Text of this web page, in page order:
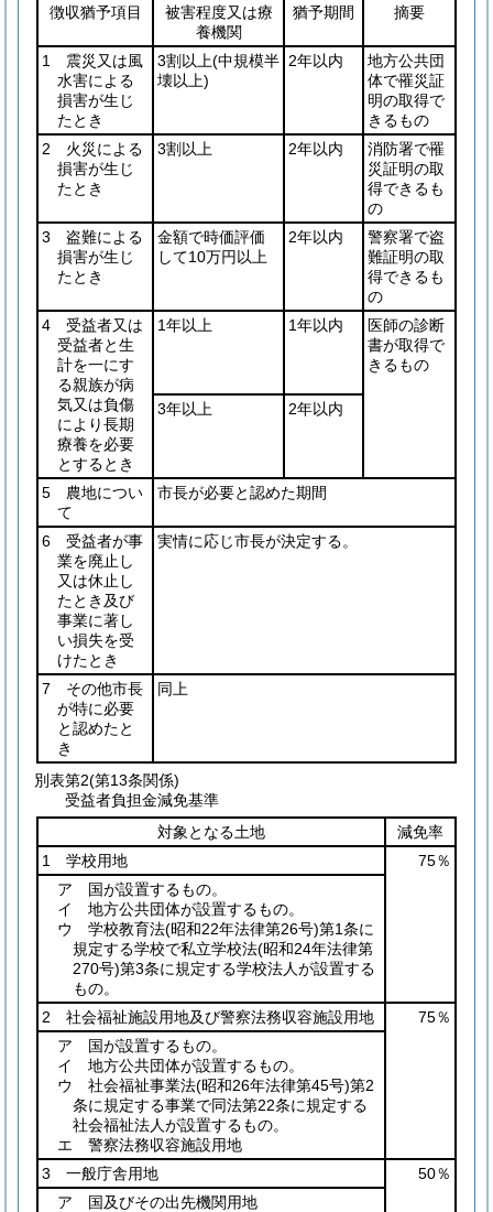
徴収猶予項目
被害程度又は療
養機関
猶予期間 摘要
1 震災又は風
水害による
損害が生じ
たとき
3割以上(中規模半
壊以上)
2年以内
地方公共団
体で罹災証
明の取得で
きるもの
2 火災による
損害が生じ
たとき
3割以上 2年以内
消防署で罹
災証明の取
得できるも
の
3 盗難による
損害が生じ
たとき
金額で時価評価
して10万円以上
2年以内
警察署で盗
難証明の取
得できるも
の
4 受益者又は
受益者と生
計を一にす
る親族が病
気又は負傷
により長期
療養を必要
とするとき
1年以上 1年以内
医師の診断
書が取得で
きるもの
3年以上 2年以内
5 農地につい
て
市長が必要と認めた期間
6 受益者が事
業を廃止し
又は休止し
たとき及び
事業に著し
い損失を受
けたとき
実情に応じ市長が決定する。
7 その他市長
が特に必要
と認めたと
き
同上
別表第2(第13条関係)
受益者負担金減免基準
対象となる土地
減免率
1 学校用地
75％
ア 国が設置するもの。
イ 地方公共団体が設置するもの。
ウ 学校教育法(昭和22年法律第26号)第1条に
規定する学校で私立学校法(昭和24年法律第
270号)第3条に規定する学校法人が設置する
もの。
2 社会福祉施設用地及び警察法務収容施設用地
75％
ア 国が設置するもの。
イ 地方公共団体が設置するもの。
ウ 社会福祉事業法(昭和26年法律第45号)第2
条に規定する事業で同法第22条に規定する
社会福祉法人が設置するもの。
エ 警察法務収容施設用地
3 一般庁舎用地
50％
ア 国及びその出先機関用地